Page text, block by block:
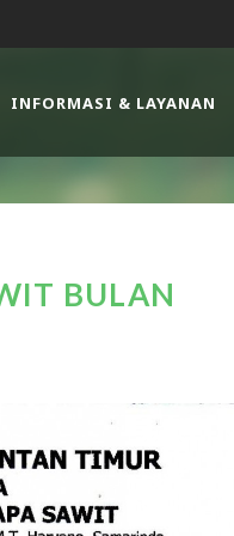
INFORMASI & LAYANAN
BULAN